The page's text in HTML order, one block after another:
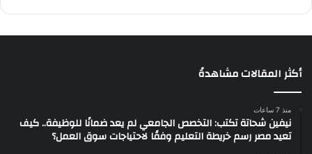
أكثر المقالات مشاهدةً
منذ 7 ساعات
نيفين شحاتة تكتب: التخصص الجامعي لم يعد ضمانًا للوظيفة.. كيف
تعيد مصر رسم خريطة التعليم وفقًا لاحتياجات سوق العمل؟